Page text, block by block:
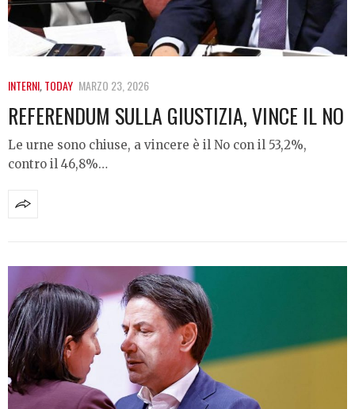
INTERNI,TODAY MARZO 23, 2026
REFERENDUM SULLA GIUSTIZIA, VINCE IL NO
Le urne sono chiuse, a vincere è il No con il 53,2%,
contro il 46,8%…